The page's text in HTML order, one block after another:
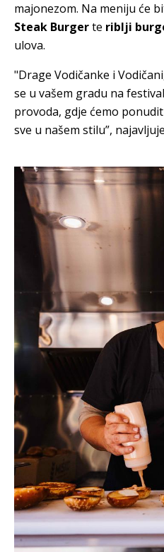
majonezom. Na meniju će
Steak Burgerte riblji
ulova.
"Drage Vodičanke i
se u vašem gradu na
provoda, gdje ćemo
sve u našem stilu”,